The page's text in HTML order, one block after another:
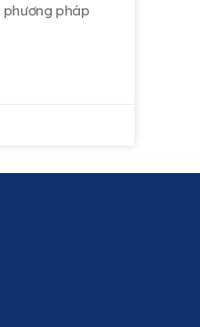
pháp